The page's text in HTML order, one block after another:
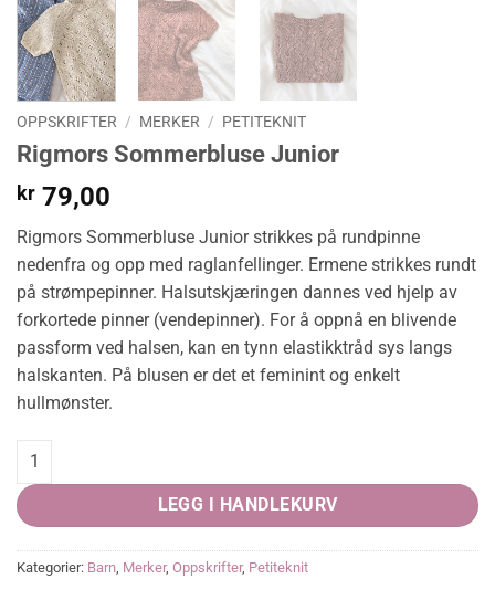
OPPSKRIFTER / MERKER / PETITEKNIT
Rigmors Sommerbluse Junior
kr 79,00
Rigmors Sommerbluse Junior strikkes på rundpinne
nedenfra og opp med raglanfellinger. Ermene strikkes rundt
på strømpepinner. Halsutskjæringen dannes ved hjelp av
forkortede pinner (vendepinner). For å oppnå en blivende
passform ved halsen, kan en tynn elastikktråd sys langs
halskanten. På blusen er det et feminint og enkelt
hullmønster.
Rigmors Sommerbluse Junior quantity
LEGG I HANDLEKURV
Kategorier: Barn Merker, Oppskrifter, Petiteknit